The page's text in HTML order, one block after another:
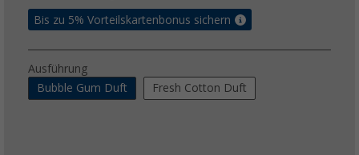
Bis zu 5% Vorteilskartenbonus sichern
Ausführung
Bubble Gum Duft
Fresh Cotton Duft